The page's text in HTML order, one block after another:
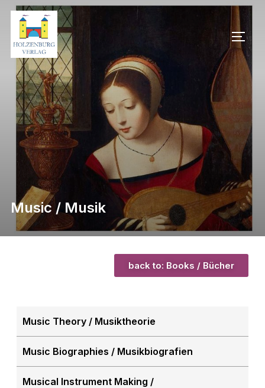
Music / Musik
back to: Books / Bücher
Music Theory / Musiktheorie
Music Biographies / Musikbiografien
Musical Instrument Making /